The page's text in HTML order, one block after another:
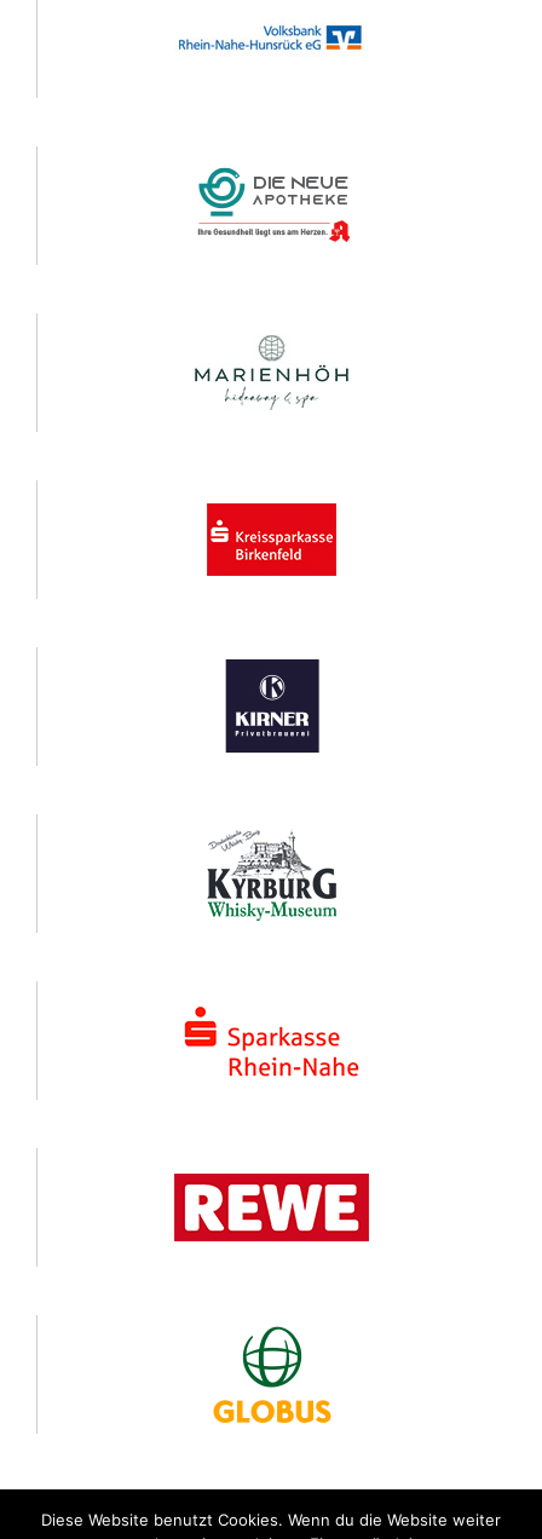
Diese Website benutzt Cookies. Wenn du die Website weiter